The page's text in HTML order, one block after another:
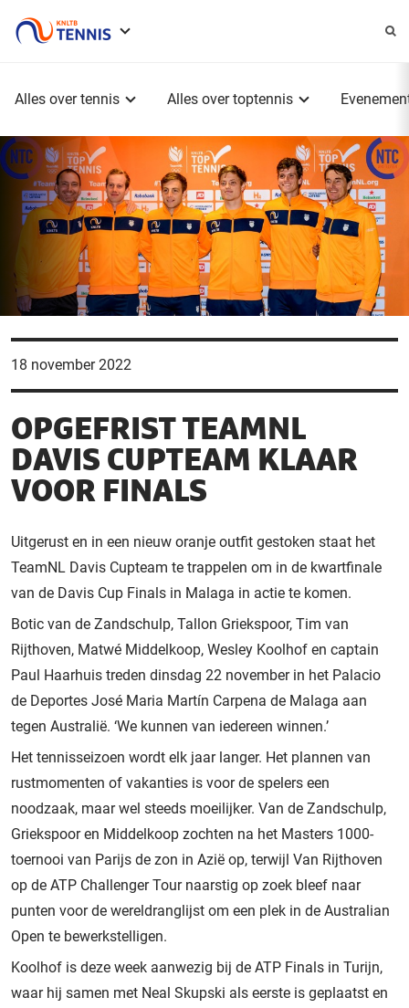
Alles over tennis Alles over toptennis
18 november 2022
OPGEFRIST TEAMNL
DAVIS CUPTEAM KLAAR
VOOR FINALS
Uitgerust en in een nieuw oranje outfit gestoken staat het
TeamNL Davis Cupteam te trappelen om in de kwartfinale
van de Davis Cup Finals in Malaga in actie te komen.
Botic van de Zandschulp, Tallon Griekspoor, Tim van
Rijthoven, Matwé Middelkoop, Wesley Koolhof en captain
Paul Haarhuis treden dinsdag 22 november in het Palacio
de Deportes José Maria Martín Carpena de Malaga aan
tegen Australië. ‘We kunnen van iedereen winnen.’
Het tennisseizoen wordt elk jaar langer. Het plannen van
rustmomenten of vakanties is voor de spelers een
noodzaak, maar wel steeds moeilijker. Van de Zandschulp,
Griekspoor en Middelkoop zochten na het Masters 1000-
toernooi van Parijs de zon in Azië op, terwijl Van Rijthoven
op de ATP Challenger Tour naarstig op zoek bleef naar
punten voor de wereldranglijst om een plek in de Australian
Open te bewerkstelligen.
Koolhof is deze week aanwezig bij de ATP Finals in Turijn,
waar hij samen met Neal Skupski als eerste is geplaatst en